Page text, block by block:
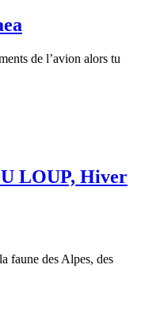
de l’avion alors tu
LOUP, Hiver
faune des Alpes, des